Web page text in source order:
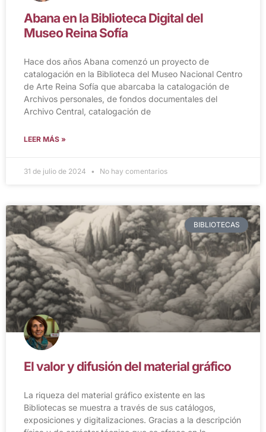
Abana en la Biblioteca Digital del
Museo Reina Sofía
Hace dos años Abana comenzó un proyecto de
catalogación en la Biblioteca del Museo Nacional Centro
de Arte Reina Sofía que abarcaba la catalogación de
Archivos personales, de fondos documentales del
Archivo Central, catalogación de
LEER MÁS »
31 de julio de 2024 No hay comentarios
BIBLIOTECAS
El valor y difusión del material gráfico
La riqueza del material gráfico existente en las
Bibliotecas se muestra a través de sus catálogos,
exposiciones y digitalizaciones. Gracias a la descripción